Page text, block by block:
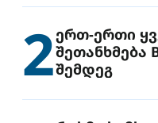
2ერთ-ერთი
შეთანხმება
შემდეგ